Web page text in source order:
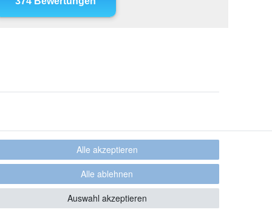
Alle akzeptieren
Alle ablehnen
Auswahl akzeptieren